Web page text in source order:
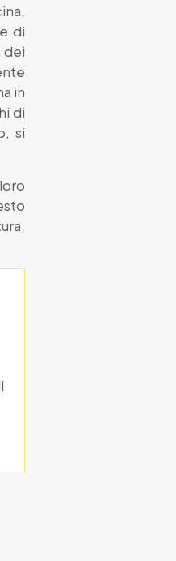
di
dei
in
di
si